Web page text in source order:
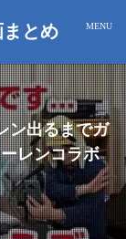
まとめ
ン出るまでガ
レンコラボ